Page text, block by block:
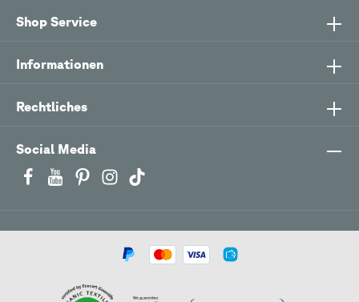
Social Media
Shop Service
Informationen
Rechtliches